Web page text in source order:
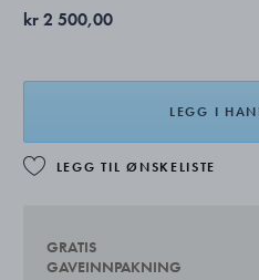
kr 2 500,00
LEGG I
LEGG TIL ØNSKELISTE
GRATIS
GAVEINNPAKNING